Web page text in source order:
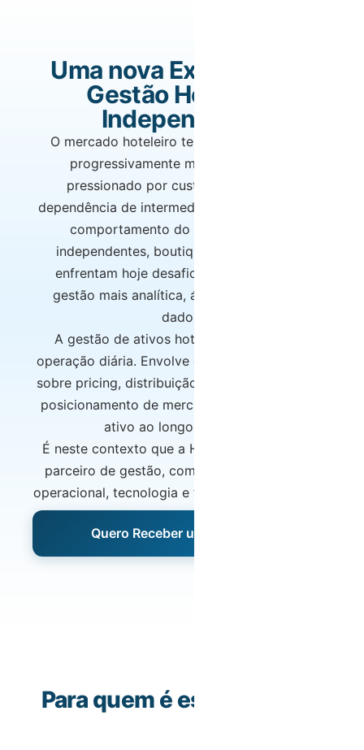
Uma nova Exigência na
Gestão Hoteleira
Independente
O mercado hoteleiro tem vindo a tornar-se
progressivamente mais competitivo,
pressionado por custos operacionais,
dependência de intermediários e mudanças no
comportamento do hóspede. Hotéis
independentes, boutique hotéis e hostels
enfrentam hoje desafios que exigem uma
gestão mais analítica, ágil e orientada por
dados.
A gestão de ativos hoteleiros vai além da
operação diária. Envolve decisões estratégicas
sobre pricing, distribuição, estrutura de custos,
posicionamento de mercado e valorização do
ativo ao longo do tempo.
É neste contexto que a Host Wise atua como
parceiro de gestão, combinando experiência
operacional, tecnologia e foco em performance.
Quero Receber uma Proposta
Para quem é este serviço?